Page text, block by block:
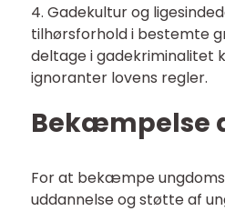
4. Gadekultur og
tilhørsforhold i bestemte
deltage i gadekriminalitet
ignoranter lovens regler.
Bekæmpelse
For at bekæmpe
uddannelse og støtte af